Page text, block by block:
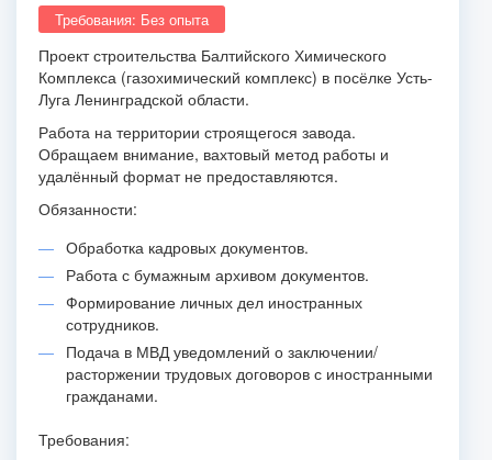
Требования: Без опыта
Проект строительства Балтийского Химического
Комплекса (газохимический комплекс) в посёлке Усть-
Луга Ленинградской области.
Работа на территории строящегося завода.
Обращаем внимание, вахтовый метод работы и
удалённый формат не предоставляются.
Обязанности:
Обработка кадровых документов.
Работа с бумажным архивом документов.
Формирование личных дел иностранных
сотрудников.
Подача в МВД уведомлений о заключении/
расторжении трудовых договоров с иностранными
гражданами.
Требования: